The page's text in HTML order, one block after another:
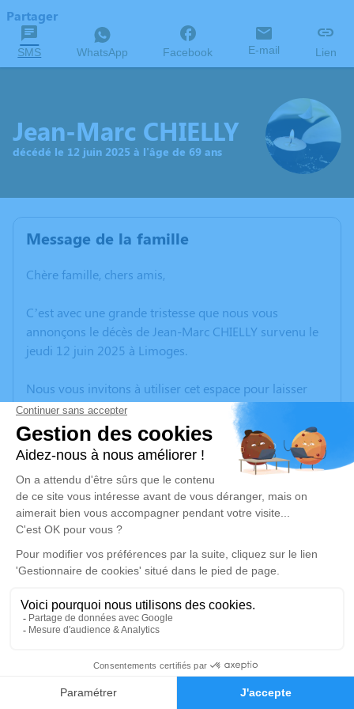
Faire-part Hommages
Partager
SMS WhatsApp Facebook E-mail Lien
Jean-Marc CHIELLY
décédé le 12 juin 2025 à l'âge de 69 ans
Message de la famille
Chère famille, chers amis,
C’est avec une grande tristesse que nous vous
annonçons le décès de Jean-Marc CHIELLY survenu le
jeudi 12 juin 2025 à Limoges.
Nous vous invitons à utiliser cet espace pour laisser
vos condoléances, partager des photos souvenirs, une
anecdote ou exprimer vos pensées à travers des
poèmes ou des textes. Cet endroit est un lieu
d'expression dédié à honorer la mémoire de Jean-Marc
CHIELLY.
Un service de plantation d’arbre hommage est
disponible ici.
Je rends hommage
Cérémonie religieuse
Église de Firbeix
24450 Firbeix